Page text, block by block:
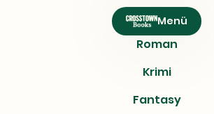
Menü
Roman
Krimi
Fantasy